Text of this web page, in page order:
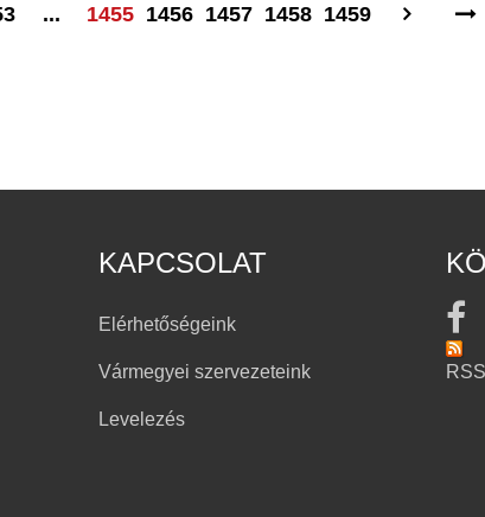
... 1455 1456 1457 1458 1459
KAPCSOLAT
Elérhetőségeink
Vármegyei szervezeteink
Levelezés